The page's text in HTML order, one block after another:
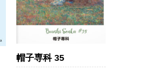
帽子専科 35